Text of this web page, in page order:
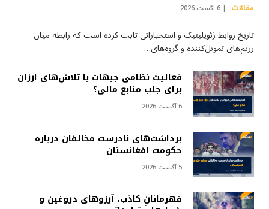
مقالات 6 آگست 2026
تاریخ روابط ژئوپلیتیک و استخباراتی ثابت کرده است که رابطه میان
رژیم‌های تمویل‌کننده و گروه‌های…
فعالیت نظامی جبهات یا تلاش‌های ارزان
برای جلب منابع مالی؟
6 آگست 2026
برداشت‌های نادرست مخالفان درباره
حکومت افغانستان
5 آگست 2026
قهرمانانِ کاذب، آرزوهای دروغین و